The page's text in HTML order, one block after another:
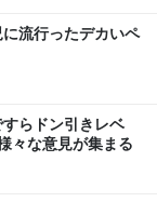
流行ったデカいペ
らドン引きレベ
々な意見が集まる